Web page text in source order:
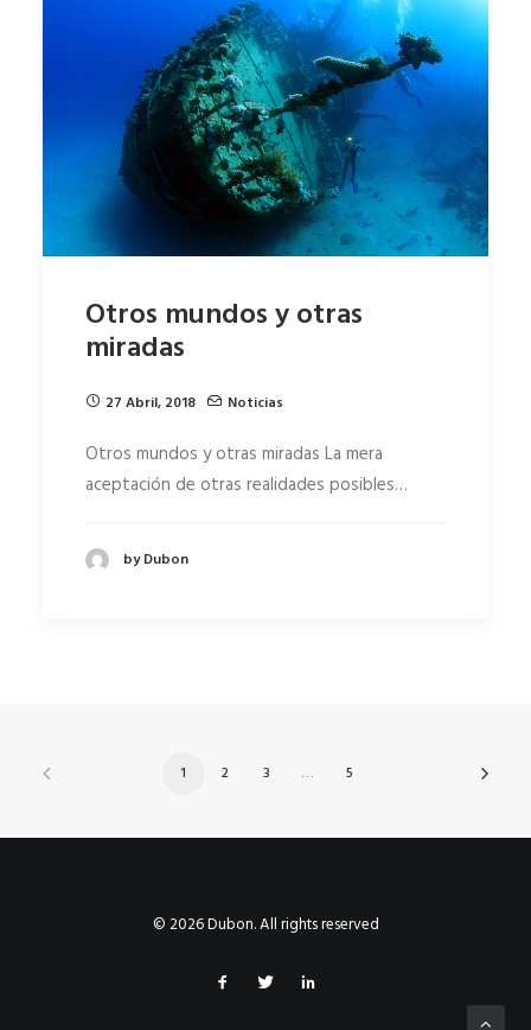
Otros mundos y otras
miradas
27 Abril, 2018 Noticias
Otros mundos y otras miradas La mera
aceptación de otras realidades posibles…
by Dubon
1 2 3 … 5
© 2026 Dubon. All rights reserved